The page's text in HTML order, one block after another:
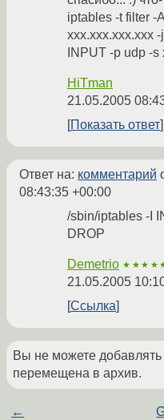
iptables -t filter -
xxx.xxx.xxx.xxx
INPUT -p udp -
HiTman
21.05.2005
Показать ответ
Ответ на: комментарий
08:43:35 +00:00
/sbin/iptables -I
DROP
Demetrio
21.05.2005
Ссылка
Вы не можете
перемещена в архив.
←